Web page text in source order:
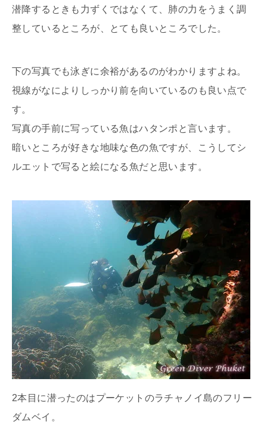
潜降するときも力ずくではなくて、肺の力をうまく調
整しているところが、とても良いところでした。
下の写真でも泳ぎに余裕があるのがわかりますよね。
視線がなによりしっかり前を向いているのも良い点で
す。
写真の手前に写っている魚はハタンポと言います。
暗いところが好きな地味な色の魚ですが、こうしてシ
ルエットで写ると絵になる魚だと思います。
2本目に潜ったのはプーケットのラチャノイ島のフリー
ダムベイ。